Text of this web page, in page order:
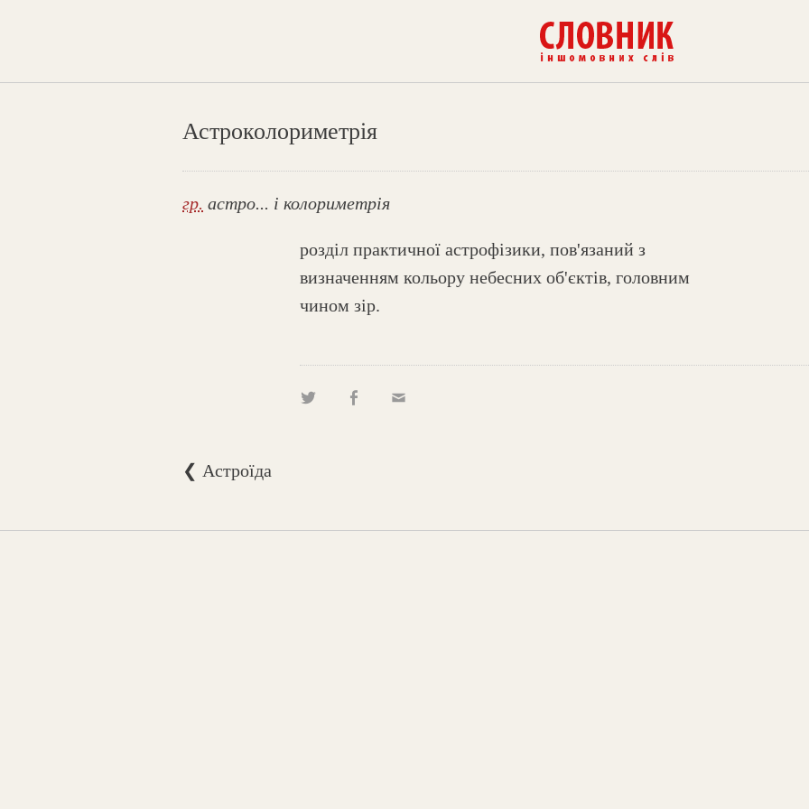
Астроколориметрія
гр. астро... і колориметрія
розділ практичної астрофізики, пов'язаний з
визначенням кольору небесних об'єктів, головним
чином зір.
❮ Астроїда